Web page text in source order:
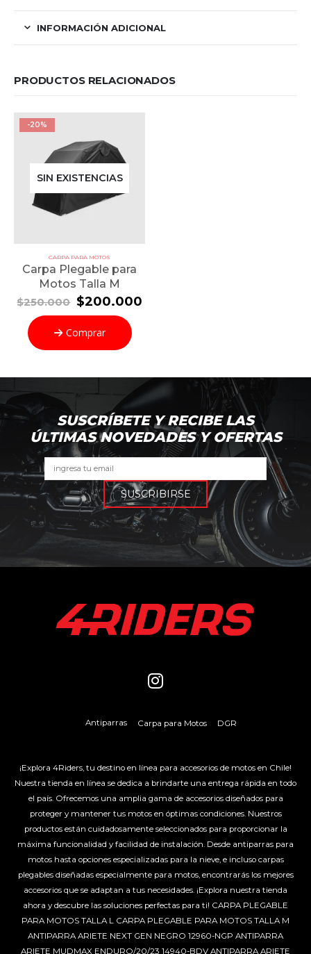
INFORMACIÓN ADICIONAL
PRODUCTOS RELACIONADOS
-20%
SIN EXISTENCIAS
CARPA PARA MOTOS
Carpa Plegable para
Motos Talla M
$250.000 El
precio
original
era:
$250.000.
$200.000El
Comprar
SUSCRÍBETE Y RECIBE LAS
ÚLTIMAS NOVEDADES Y OFERTAS
Antiparras Carpa para Motos DGR
¡Explora 4Riders, tu destino en línea para accesorios de motos en Chile!
Nuestra tienda en línea se dedica a brindarte una entrega rápida en todo
el país. Ofrecemos una amplia gama de accesorios diseñados para
proteger y mantener tus motos en óptimas condiciones. Nuestros
productos están cuidadosamente seleccionados para proporcionar la
máxima funcionalidad y facilidad de instalación. Desde antiparras para
motos hasta opciones especializadas para la nieve, e incluso carpas
plegables diseñadas especialmente para motos, encontrarás los mejores
accesorios que se adaptan a tus necesidades. ¡Explora nuestra tienda
ahora y descubre las soluciones perfectas para ti! CARPA PLEGABLE
PARA MOTOS TALLA L CARPA PLEGABLE PARA MOTOS TALLA M
ANTIPARRA ARIETE NEXT GEN NEGRO 12960-NGP ANTIPARRA
ARIETE MUDMAX ENDURO/20/23 14940-BDV ANTIPARRA ARIETE